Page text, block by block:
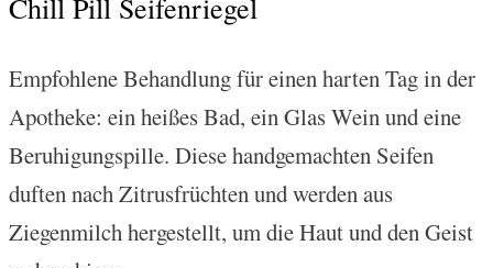
Chill Pill Seifenriegel
Empfohlene Behandlung für einen harten Tag in der
Apotheke: ein heißes Bad, ein Glas Wein und eine
Beruhigungspille. Diese handgemachten Seifen
duften nach Zitrusfrüchten und werden aus
Ziegenmilch hergestellt, um die Haut und den Geist